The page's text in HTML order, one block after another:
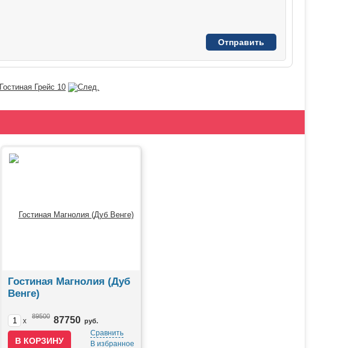
Гостиная Грейс 10
Гостиная Магнолия (Дуб
Венге)
x
89500 87750 руб.
Сравнить
В избранное